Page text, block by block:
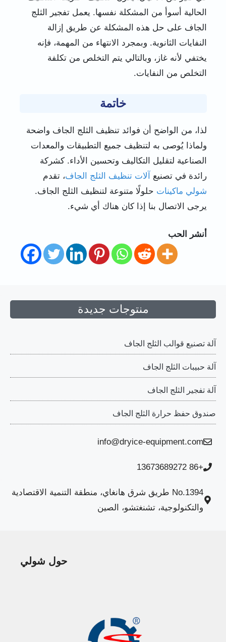
الحالية أسوأ من المشكلة نفسها. يعمل تفجير الثلج
الجاف على حل هذه المشكلة عن طريق إزالة
النفايات الثانوية. وبمجرد الانتهاء من المهمة، فإنه
يختفي لأنه غاز، وبالتالي يتم التخلص من تكلفة
التخلص من النفايات.
خاتمة
لذا، من الواضح أن فوائد تنظيف الثلج الجاف واضحة
ولماذا يُوصى به لتنظيف جميع التطبيقات والمعدات
الصناعية لتقليل التكاليف وتحسين الأداء. كشركة
رائدة في تصنيع
آلات تنظيف الثلج الجاف، تقدم
شولي ماكينات حلولًا متنوعة لتنظيف الثلج الجاف.
يرجى الاتصال بنا إذا كان هناك أي شيء.
أنشر الحب
منتوجات جديدة
آلة تصنيع قوالب الثلج الجاف
آلة حبيبات الثلج الجاف
آلة تفجير الثلج الجاف
صندوق حفظ حرارة الثلج الجاف
info@dryice-equipment.com
+86 13673689272
No.1394 طريق شرق هانغاي، منطقة التنمية الاقتصادية
والتكنولوجية، تشنغتشو، الصين
حول شولي